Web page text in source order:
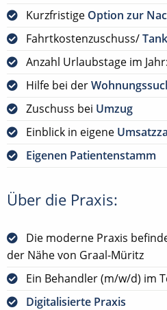
Kurzfristige Option zur
Fahrtkostenzuschuss/
Anzahl Urlaubstage im
Hilfe bei der
Zuschuss bei Umzug
Einblick in eigene
Eigenen Patientenstamm
Über die Praxis:
Die moderne Praxis
der Nähe von Graal-Müritz
Ein Behandler (m/w/d) im
Digitalisierte Praxis